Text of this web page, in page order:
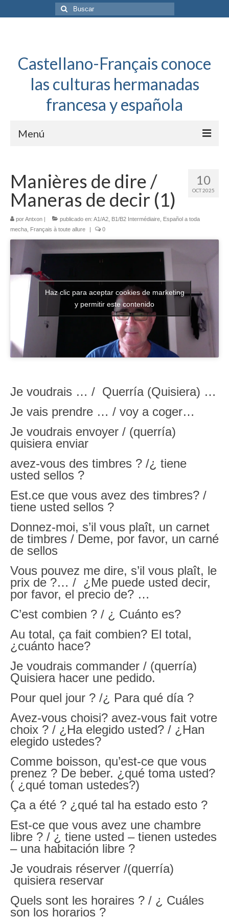
Buscar
por:
Castellano-Français conoce
las culturas hermanadas
francesa y española
Menú
Français: Dossier Général
Français à toute allure
Bordeaux Tregey
Zarzuela
Buceo
UNED
De actualidad
Euskaldunak gara
Viaje
Canarias
MI POESIA
10
OCT 2025
Manières de dire /
Maneras de decir (1)
porAntxon | publicado en: A1/A2 B1/B2 Intermédiaire Español a toda
mecha Français à toute allure | 0
Haz clic para aceptar cookies de marketing
y permitir este contenido
Je voudrais … / Querría (Quisiera) …
Je vais prendre … / voy a coger…
Je voudrais envoyer / (querría)
quisiera enviar
avez-vous des timbres ? /¿ tiene
usted sellos ?
Est.ce que vous avez des timbres? /
tiene usted sellos ?
Donnez-moi, s’il vous plaît, un carnet
de timbres / Deme, por favor, un carné
de sellos
Vous pouvez me dire, s’il vous plaît, le
prix de ?… / ¿Me puede usted decir,
por favor, el precio de? …
C’est combien ? / ¿ Cuánto es?
Au total, ça fait combien? El total,
¿cuánto hace?
Je voudrais commander / (querría)
Quisiera hacer une pedido.
Pour quel jour ? /¿ Para qué día ?
Avez-vous choisi? avez-vous fait votre
choix ? / ¿Ha elegido usted? / ¿Han
elegido ustedes?
Comme boisson, qu’est-ce que vous
prenez ? De beber. ¿qué toma usted?
( ¿qué toman ustedes?)
Ça a été ? ¿qué tal ha estado esto ?
Est-ce que vous avez une chambre
libre ? / ¿ tiene usted – tienen ustedes
– una habitación libre ?
Je voudrais réserver /(querría)
quisiera reservar
Quels sont les horaires ? / ¿ Cuáles
son los horarios ?